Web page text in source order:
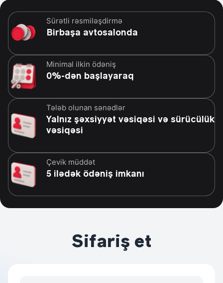
Sürətli rəsmiləşdirmə
Birbaşa avtosalonda
Minimal ilkin ödəniş
0%-dən başlayaraq
Tələb olunan sənədlər
Yalnız şəxsiyyət vəsiqəsi və sürücülük
vəsiqəsi
Çevik müddət
5 ilədək ödəniş imkanı
Sifariş et